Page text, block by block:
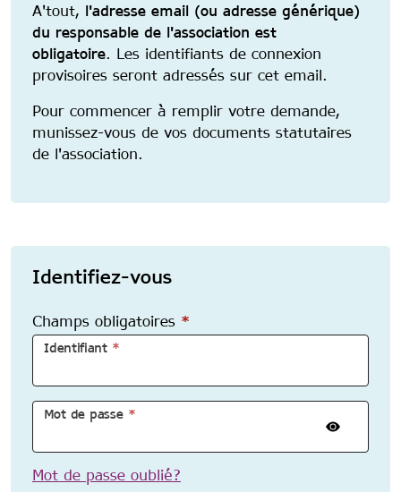
A'tout, l'adresse email (ou adresse générique)
du responsable de l'association est
obligatoire. Les identifiants de connexion
provisoires seront adressés sur cet email.
Pour commencer à remplir votre demande,
munissez-vous de vos documents statutaires
de l'association.
Identifiez-vous
Champs obligatoires *
Identifiant *
Mot de passe *
Mot de passe oublié?